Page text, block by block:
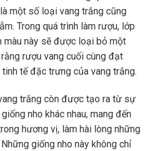
một số loại vang trắng cũng
Trong quá trình làm rượu, lớp
màu này sẽ được loại bỏ một
rượu vang cuối cùng đạt
tế đặc trưng của vang trắng.
trắng còn được tạo ra từ sự
nho khác nhau, mang đến
hương vị, làm hài lòng những
giống nho này không chỉ